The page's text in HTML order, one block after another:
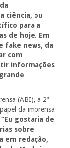
ciência, ou
para a
de hoje. Em
fake news, da
com
informações
(ABI), a 2ª
da imprensa
“Eu gostaria de
sobre
em redação,